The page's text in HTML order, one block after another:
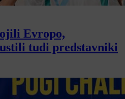
Evropo,
tudi predstavniki